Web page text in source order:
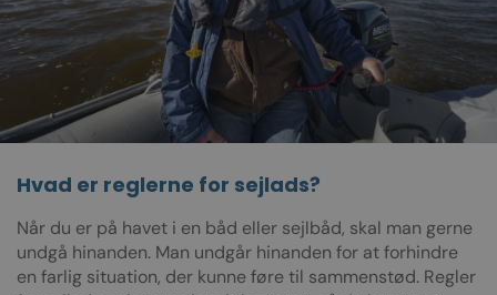
Hvad er reglerne for sejlads?
Når du er på havet i en båd eller sejlbåd, skal man gerne
undgå hinanden. Man undgår hinanden for at forhindre
en farlig situation, der kunne føre til sammenstød. Regler